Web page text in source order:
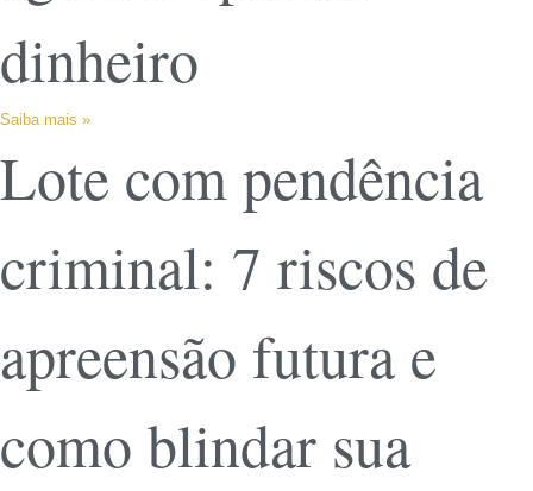
dinheiro
Saiba mais »
Lote com pendência
criminal: 7 riscos de
apreensão futura e
como blindar sua